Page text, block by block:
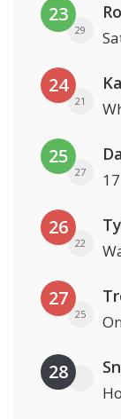
23
29
24
21
25
27 17
26
22
27
25
28